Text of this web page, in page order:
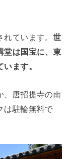
ています。 世
堂は国宝に、東
ます。
、唐招提寺の南
は駐輪無料で